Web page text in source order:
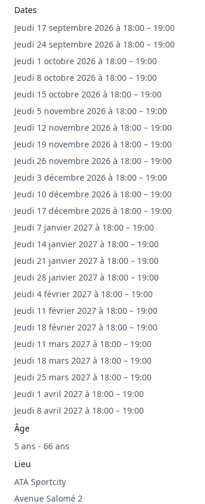
Dates
Jeudi 17 septembre 2026 à 18:00 – 19:00
Jeudi 24 septembre 2026 à 18:00 – 19:00
Jeudi 1 octobre 2026 à 18:00 – 19:00
Jeudi 8 octobre 2026 à 18:00 – 19:00
Jeudi 15 octobre 2026 à 18:00 – 19:00
Jeudi 5 novembre 2026 à 18:00 – 19:00
Jeudi 12 novembre 2026 à 18:00 – 19:00
Jeudi 19 novembre 2026 à 18:00 – 19:00
Jeudi 26 novembre 2026 à 18:00 – 19:00
Jeudi 3 décembre 2026 à 18:00 – 19:00
Jeudi 10 décembre 2026 à 18:00 – 19:00
Jeudi 17 décembre 2026 à 18:00 – 19:00
Jeudi 7 janvier 2027 à 18:00 – 19:00
Jeudi 14 janvier 2027 à 18:00 – 19:00
Jeudi 21 janvier 2027 à 18:00 – 19:00
Jeudi 28 janvier 2027 à 18:00 – 19:00
Jeudi 4 février 2027 à 18:00 – 19:00
Jeudi 11 février 2027 à 18:00 – 19:00
Jeudi 18 février 2027 à 18:00 – 19:00
Jeudi 11 mars 2027 à 18:00 – 19:00
Jeudi 18 mars 2027 à 18:00 – 19:00
Jeudi 25 mars 2027 à 18:00 – 19:00
Jeudi 1 avril 2027 à 18:00 – 19:00
Jeudi 8 avril 2027 à 18:00 – 19:00
Âge
5 ans - 66 ans
Lieu
ATA Sportcity
Avenue Salomé 2